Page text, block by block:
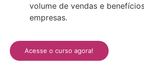
volume de vendas e
empresas.
Acesse o curso agora!